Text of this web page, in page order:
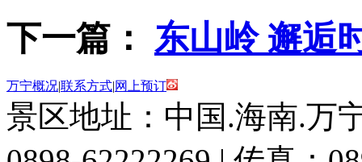
下一篇：
东山岭 邂逅
万宁概况|联系方式|网上预订
景区地址：中国.海南.万